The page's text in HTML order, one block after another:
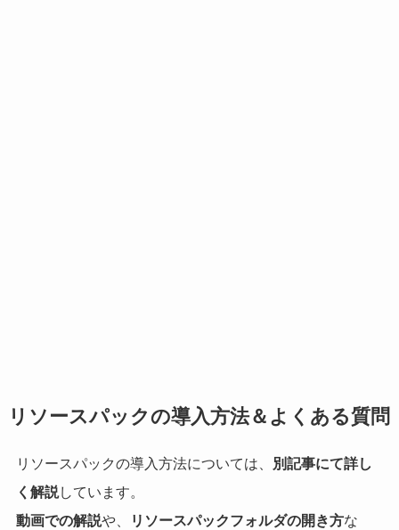
リソースパックの導入方法＆よくある質問
リソースパックの導入方法については、
別記事にて詳し
く解説しています。
動画での解説や、 リソースパックフォルダの開き方な